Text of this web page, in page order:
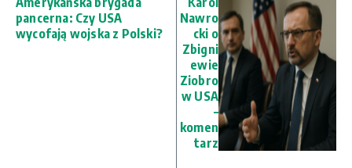
pancerna: Czy USA
wycofają wojska z Polski?
Nawro
cki o
Zbigni
ewie
Ziobro
w USA
–
komen
tarz